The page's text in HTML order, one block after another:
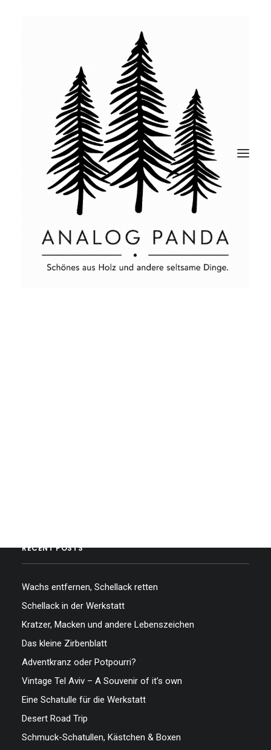
RECENT POSTS
Wachs entfernen, Schellack retten
Schellack in der Werkstatt
Kratzer, Macken und andere Lebenszeichen
Das kleine Zirbenblatt
Adventkranz oder Potpourri?
Vintage Tel Aviv – A Souvenir of it’s own
Eine Schatulle für die Werkstatt
Desert Road Trip
Schmuck-Schatullen, Kästchen & Boxen